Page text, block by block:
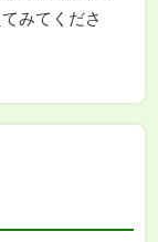
みてくださ